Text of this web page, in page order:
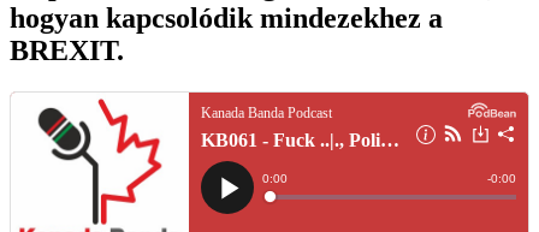
hogyan kapcsolódik mindezekhez a
BREXIT.